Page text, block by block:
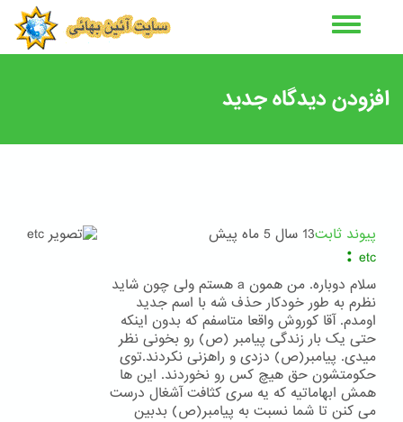
افزودن دیدگاه جدید
پیوند ثابت13 سال 5 ماه پیش
etc
:
سلام دوباره. من همون a هستم ولی چون شاید
نظرم به طور خودکار حذف شه با اسم جدید
اومدم. آقا کوروش واقعا متاسفم که بدون اینکه
حتی یک بار زندگی پیامبر (ص) رو بخونی نظر
میدی. پیامبر(ص) دزدی و راهزنی نکردند.توی
حکومتشون حق هیچ کس رو نخوردند. این ها
همش ابهاماتیه که یه سری کثافت آشغال درست
می کنن تا شما نسبت به پیامبر(ص) بدبین